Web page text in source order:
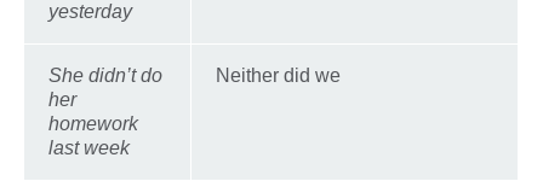
yesterday
She didn’t do
her
homework
last week
Neither did we